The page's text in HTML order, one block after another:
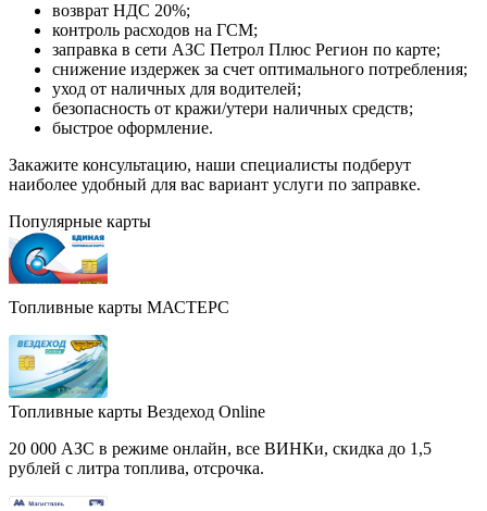
возврат НДС 20%;
контроль расходов на ГСМ;
заправка в сети АЗС Петрол Плюс Регион по карте;
снижение издержек за счет оптимального потребления;
уход от наличных для водителей;
безопасность от кражи/утери наличных средств;
быстрое оформление.
Закажите консультацию, наши специалисты подберут
наиболее удобный для вас вариант услуги по заправке.
Популярные карты
Топливные карты МАСТЕРС
Топливные карты Вездеход Online
20 000 АЗС в режиме онлайн, все ВИНКи, скидка до 1,5
рублей с литра топлива, отсрочка.